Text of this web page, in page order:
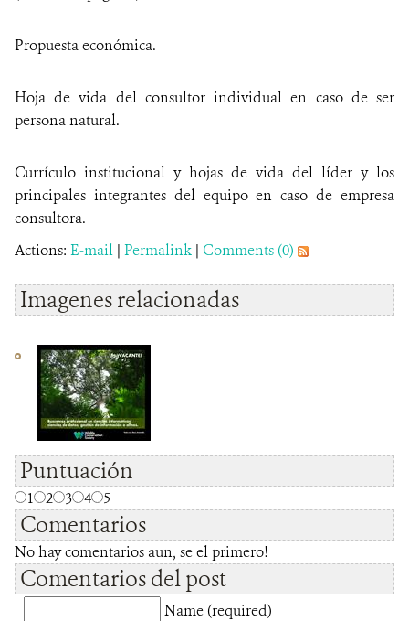
Propuesta económica.
Hoja de vida del consultor individual en caso de ser
persona natural.
Currículo institucional y hojas de vida del líder y los
principales integrantes del equipo en caso de empresa
consultora.
Actions: E-mail | Permalink | Comments (0)
Imagenes relacionadas
Puntuación
1 2 3 4 5
Comentarios
No hay comentarios aun, se el primero!
Comentarios del post
Name (required)